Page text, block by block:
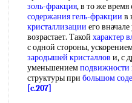
золь-фракция, в то же время
содержаниягель-фракции в
кристаллизации его
возрастает. Такой характер
с одной стороны,
зародышей кристаллов и, с
уменьшениемподвижности
структуры при большом
[c.207]